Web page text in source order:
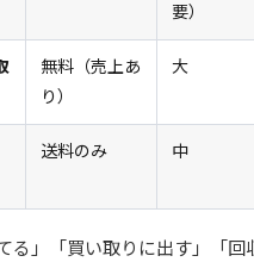
要）
無料（売上あ
り）
大
送料のみ 中
る」「買い取りに出す」「